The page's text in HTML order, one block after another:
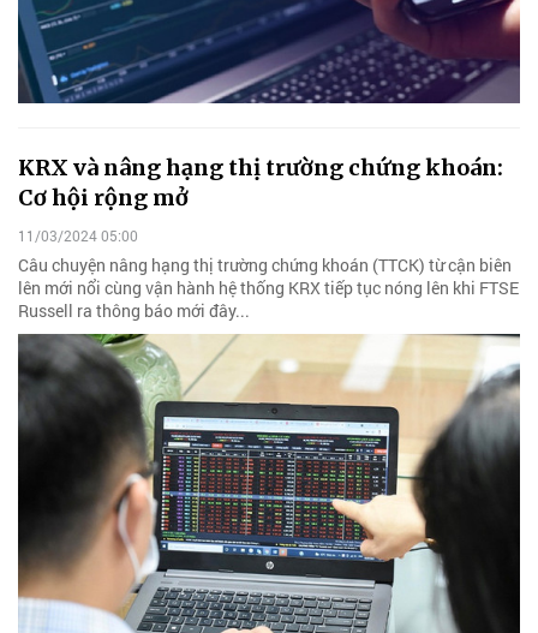
KRX và nâng hạng thị trường chứng khoán:
Cơ hội rộng mở
11/03/2024 05:00
Câu chuyện nâng hạng thị trường chứng khoán (TTCK) từ cận biên
lên mới nổi cùng vận hành hệ thống KRX tiếp tục nóng lên khi FTSE
Russell ra thông báo mới đây...